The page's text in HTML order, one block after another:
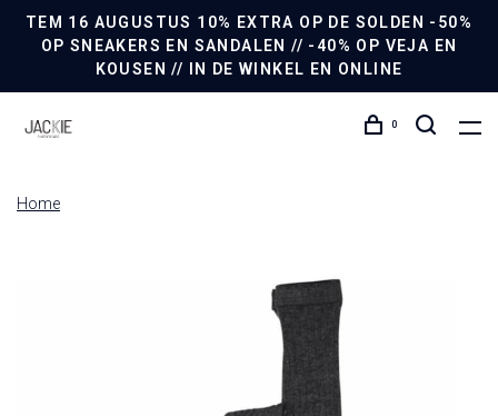
TEM 16 AUGUSTUS 10% EXTRA OP DE SOLDEN -50%
OP SNEAKERS EN SANDALEN // -40% OP VEJA EN
KOUSEN // IN DE WINKEL EN ONLINE
0
Home